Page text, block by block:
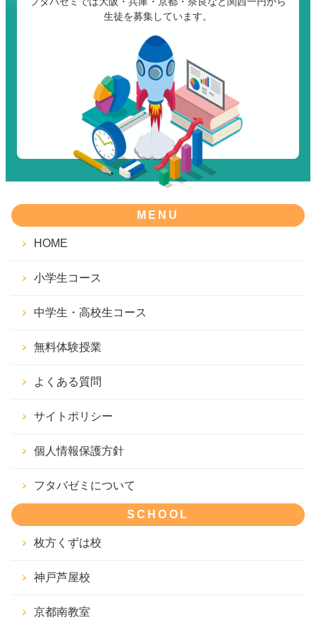
生徒を募集しています。
MENU
HOME
小学生コース
中学生・高校生コース
無料体験授業
よくある質問
サイトポリシー
個人情報保護方針
フタバゼミについて
SCHOOL
枚方くずは校
神戸芦屋校
京都南教室